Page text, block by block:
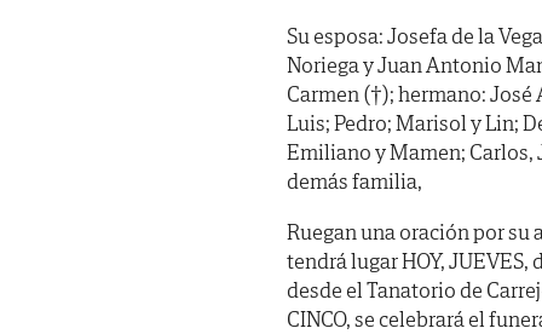
Su esposa: Josefa de la
Noriega y Juan Antonio
Carmen (†); hermano:
Luis; Pedro; Marisol y Lin;
Emiliano y Mamen; Carlos,
demás familia,
Ruegan una oración por su
tendrá lugar HOY, JUEVES,
desde el Tanatorio de
CINCO, se celebrará el